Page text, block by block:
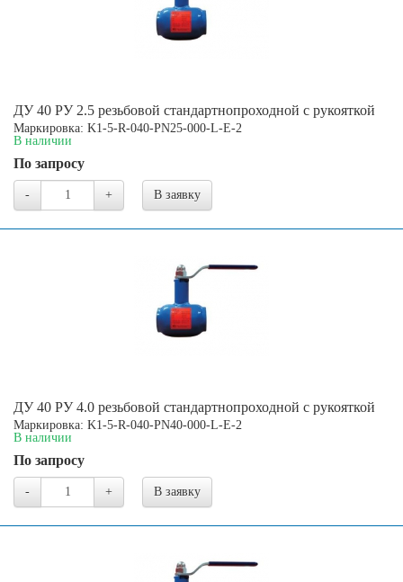
ДУ 40 РУ 2.5 резьбовой стандартнопроходной с рукояткой
Маркировка: K1-5-R-040-PN25-000-L-E-2
В наличии
По запросу
- + В заявку
ДУ 40 РУ 4.0 резьбовой стандартнопроходной с рукояткой
Маркировка: K1-5-R-040-PN40-000-L-E-2
В наличии
По запросу
- + В заявку